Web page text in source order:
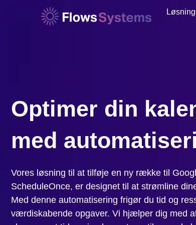
Optimer din
med
Vores løsning til at tilføje en ny række til
ScheduleOnce, er designet til at strømline
Med denne automatisering frigør du tid og
værdiskabende opgaver. Vi hjælper dig med